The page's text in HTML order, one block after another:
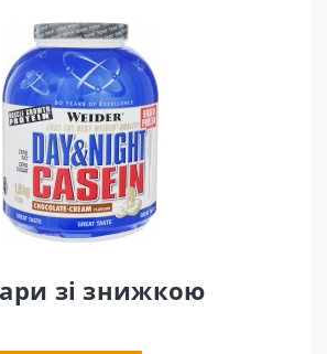
зі знижкою